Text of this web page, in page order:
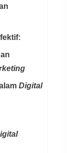
Digital